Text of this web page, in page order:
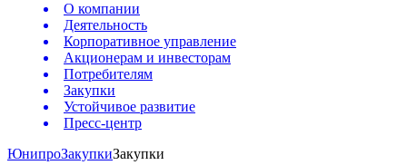
О компании
Деятельность
Корпоративное управление
Акционерам и инвесторам
Потребителям
Закупки
Устойчивое развитие
Пресс-центр
ЮнипроЗакупкиЗакупки